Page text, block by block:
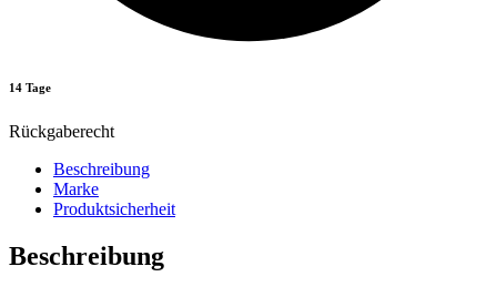
14 Tage
Rückgaberecht
Beschreibung
Marke
Produktsicherheit
Beschreibung